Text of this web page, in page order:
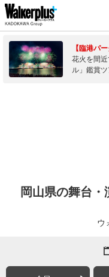
【臨港パ
花火を間
ル」鑑賞
岡山県の舞台・
ウ